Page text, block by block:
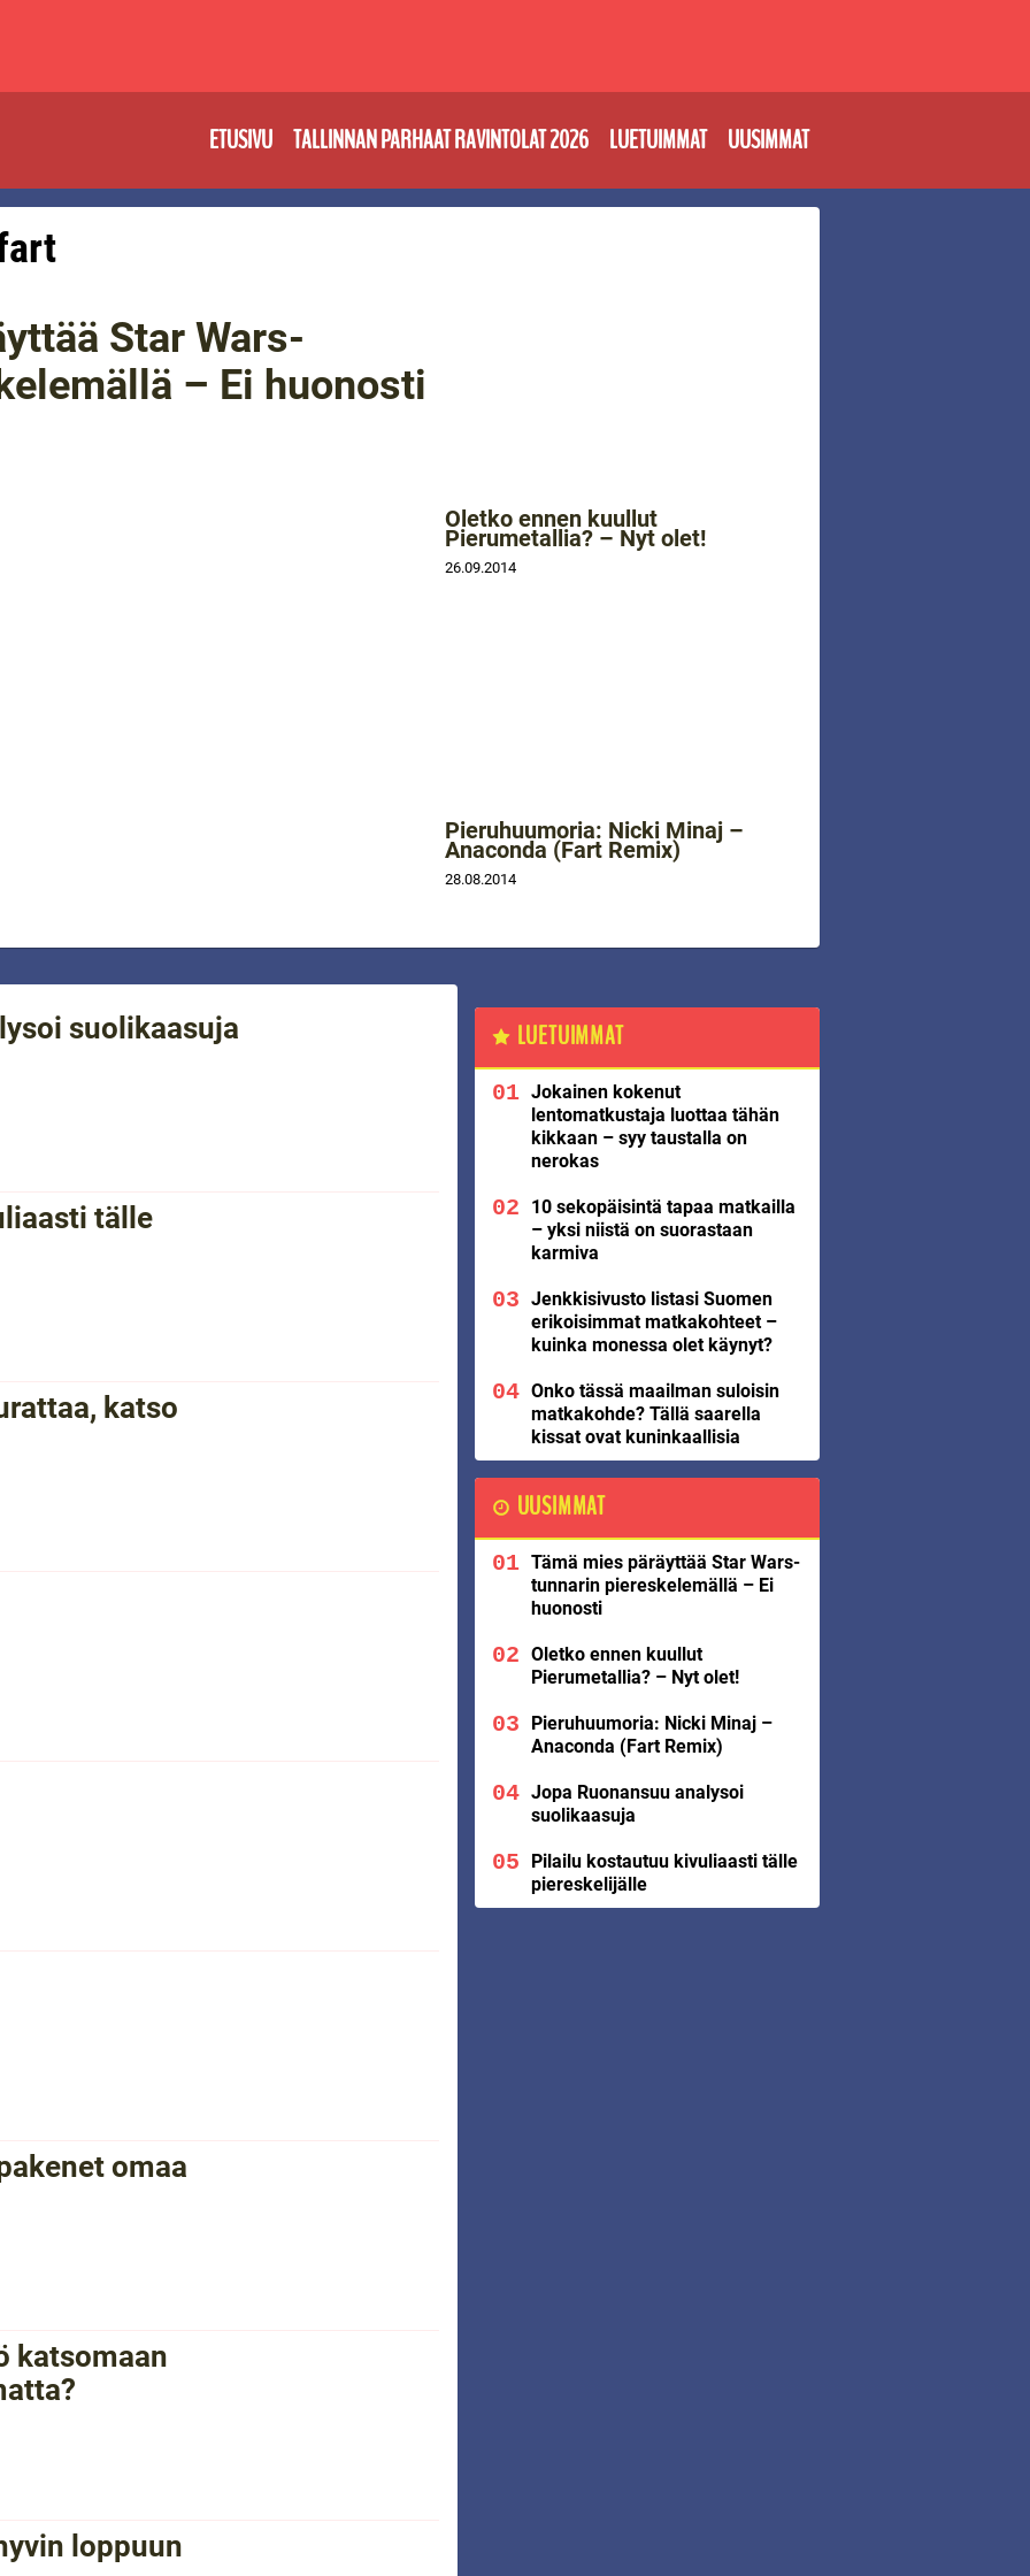
ETUSIVU TALLINNAN PARHAAT RAVINTOLAT 2026 LUETUIMMAT UUSIMMAT
Star Wars-
– Ei huonosti
Oletko ennen kuullut
Pierumetallia? – Nyt olet!
26.09.2014
Pieruhuumoria: Nicki Minaj –
Anaconda (Fart Remix)
28.08.2014
suolikaasuja
tälle
katso
omaa
katsomaan
loppuun
LUETUIMMAT
Jokainen kokenut
lentomatkustaja luottaa tähän
kikkaan – syy taustalla on
nerokas
10 sekopäisintä tapaa matkailla
– yksi niistä on suorastaan
karmiva
Jenkkisivusto listasi Suomen
erikoisimmat matkakohteet –
kuinka monessa olet käynyt?
Onko tässä maailman suloisin
matkakohde? Tällä saarella
kissat ovat kuninkaallisia
UUSIMMAT
Tämä mies päräyttää Star Wars-
tunnarin piereskelemällä – Ei
huonosti
Oletko ennen kuullut
Pierumetallia? – Nyt olet!
Pieruhuumoria: Nicki Minaj –
Anaconda (Fart Remix)
Jopa Ruonansuu analysoi
suolikaasuja
Pilailu kostautuu kivuliaasti tälle
piereskelijälle